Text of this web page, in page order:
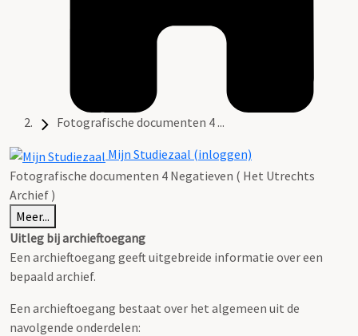
Fotografische documenten 4 ...
Mijn Studiezaal (inloggen)
Fotografische documenten 4 Negatieven ( Het Utrechts
Archief )
Meer...
Uitleg bij archieftoegang
Een archieftoegang geeft uitgebreide informatie over een
bepaald archief.
Een archieftoegang bestaat over het algemeen uit de
navolgende onderdelen: